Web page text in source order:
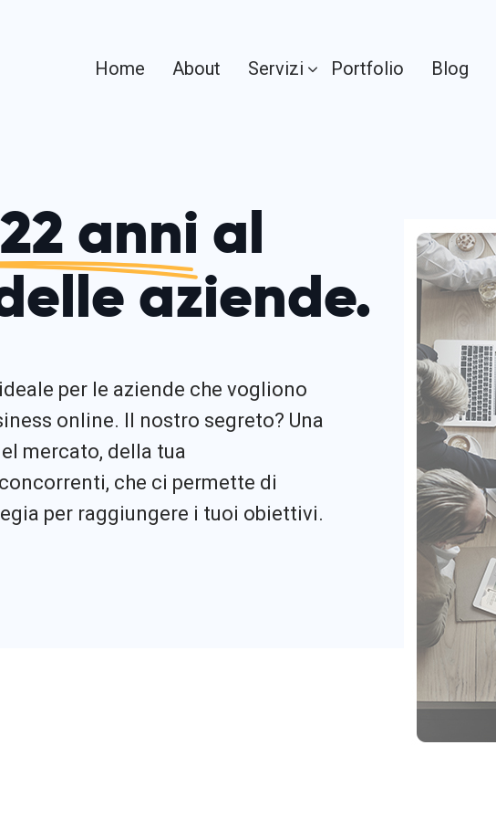
Home About Servizi Portfolio Blog
anni al
aziende.
per le aziende che vogliono
online. Il nostro segreto? Una
mercato, della tua
che ci permette di
per raggiungere i tuoi obiettivi.